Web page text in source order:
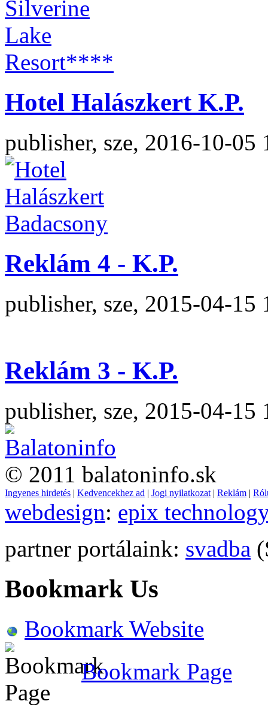
Hotel Halászkert K.P.
publisher, sze, 2016-10-05
Reklám 4 - K.P.
publisher, sze, 2015-04-15
Reklám 3 - K.P.
publisher, sze, 2015-04-15
© 2011 balatoninfo.sk
Ingyenes hirdetés | Kedvencekhez ad | Jogi nyilatkozat | Reklám |
webdesign: epix
partner portálaink: svadba
Bookmark Us
Bookmark Website
Bookmark Page